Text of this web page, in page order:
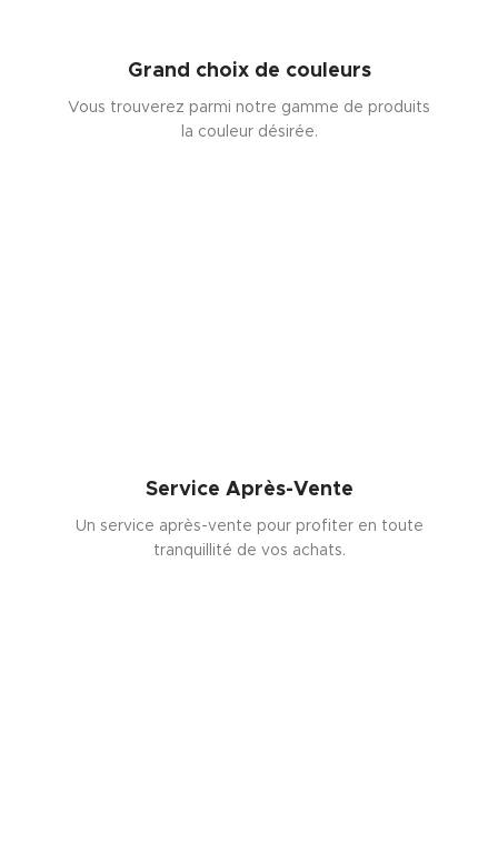
Grand choix de couleurs
Vous trouverez parmi notre gamme de produits
la couleur désirée.
Service Après-Vente
Un service après-vente pour profiter en toute
tranquillité de vos achats.